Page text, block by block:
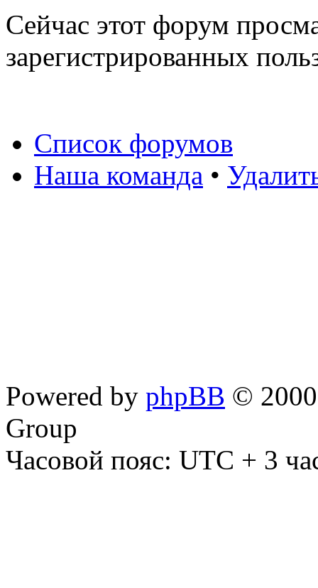
Сейчас этот форум
зарегистрированных
Список форумов
Наша команда •
Powered by phpBB ©
Group
Часовой пояс: UTC + 3